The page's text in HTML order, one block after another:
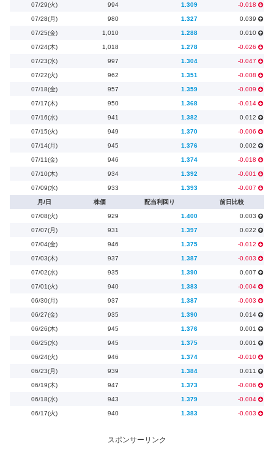
07/29(火) 994 1.309 -0.018
07/28(月) 980 1.327 0.039
07/25(金) 1,010 1.288 0.010
07/24(木) 1,018 1.278 -0.026
07/23(水) 997 1.304 -0.047
07/22(火) 962 1.351 -0.008
07/18(金) 957 1.359 -0.009
07/17(木) 950 1.368 -0.014
07/16(水) 941 1.382 0.012
07/15(火) 949 1.370 -0.006
07/14(月) 945 1.376 0.002
07/11(金) 946 1.374 -0.018
07/10(木) 934 1.392 -0.001
07/09(水) 933 1.393 -0.007
月/日 株価 配当利回り 前日比較
07/08(火) 929 1.400 0.003
07/07(月) 931 1.397 0.022
07/04(金) 946 1.375 -0.012
07/03(木) 937 1.387 -0.003
07/02(水) 935 1.390 0.007
07/01(火) 940 1.383 -0.004
06/30(月) 937 1.387 -0.003
06/27(金) 935 1.390 0.014
06/26(木) 945 1.376 0.001
06/25(水) 945 1.375 0.001
06/24(火) 946 1.374 -0.010
06/23(月) 939 1.384 0.011
06/19(木) 947 1.373 -0.006
06/18(水) 943 1.379 -0.004
06/17(火) 940 1.383 -0.003
スポンサーリンク